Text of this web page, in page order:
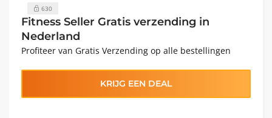
630
Fitness Seller Gratis verzending in
Nederland
Profiteer van Gratis Verzending op alle bestellingen
KRIJG EEN DEAL